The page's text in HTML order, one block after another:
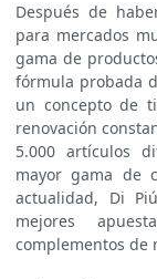
Después de
para mercados
gama de
fórmula probada
un concepto de
renovación
5.000 artículos
mayor gama de
actualidad, Di
mejores
complementos de